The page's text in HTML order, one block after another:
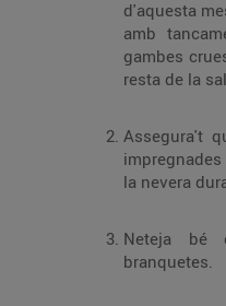
d'aquesta
amb tancament hermètic i posa-hi les
gambes crues.
resta de la
Assegura't
impregnades de líquid
la nevera
Neteja bé
branquetes.